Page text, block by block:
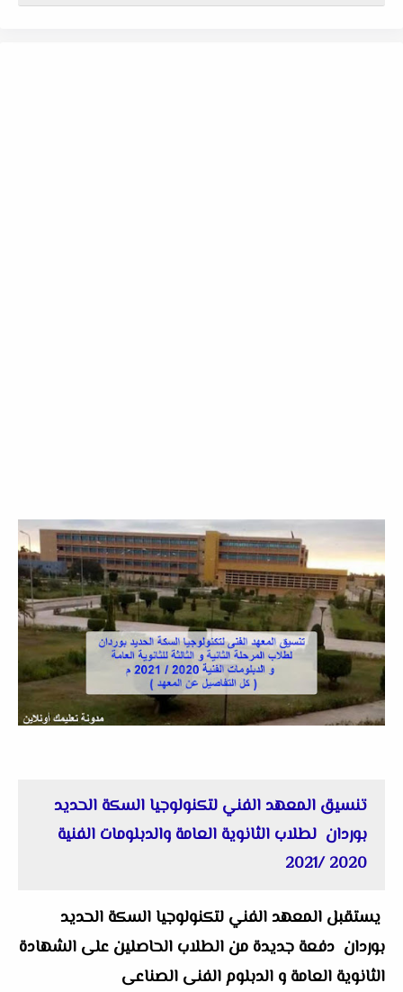
تنسيق المعهد الفني لتكنولوجيا السكة الحديد
بوردان لطلاب الثانوية العامة والدبلومات الفنية
2020 /2021
يستقبل المعهد الفني لتكنولوجيا السكة الحديد
بوردان دفعة جديدة من الطلاب الحاصلين على الشهادة
الثانوية العامة و الدبلوم الفنى الصناعى